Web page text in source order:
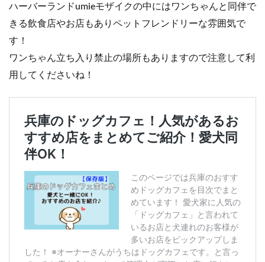
ハーバーランドumieモザイクの中にはワンちゃんと同伴で
きる飲食店やお店もありペットフレンドリーな雰囲気で
す！
ワンちゃん立ち入り禁止の場所もありますので注意して利
用してくださいね！